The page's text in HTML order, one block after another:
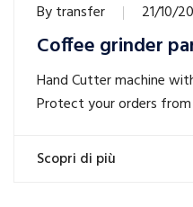
Bytransfer 21/10/
Coffee grinder
Hand Cutter machine
Protect your orders
Scopri di più